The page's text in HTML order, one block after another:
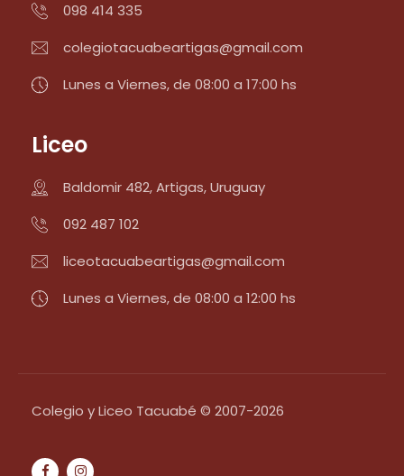
098 414 335
colegiotacuabeartigas@gmail.com
Lunes a Viernes, de 08:00 a 17:00 hs
Liceo
Baldomir 482, Artigas, Uruguay
092 487 102
liceotacuabeartigas@gmail.com
Lunes a Viernes, de 08:00 a 12:00 hs
Colegio y Liceo Tacuabé © 2007-2026